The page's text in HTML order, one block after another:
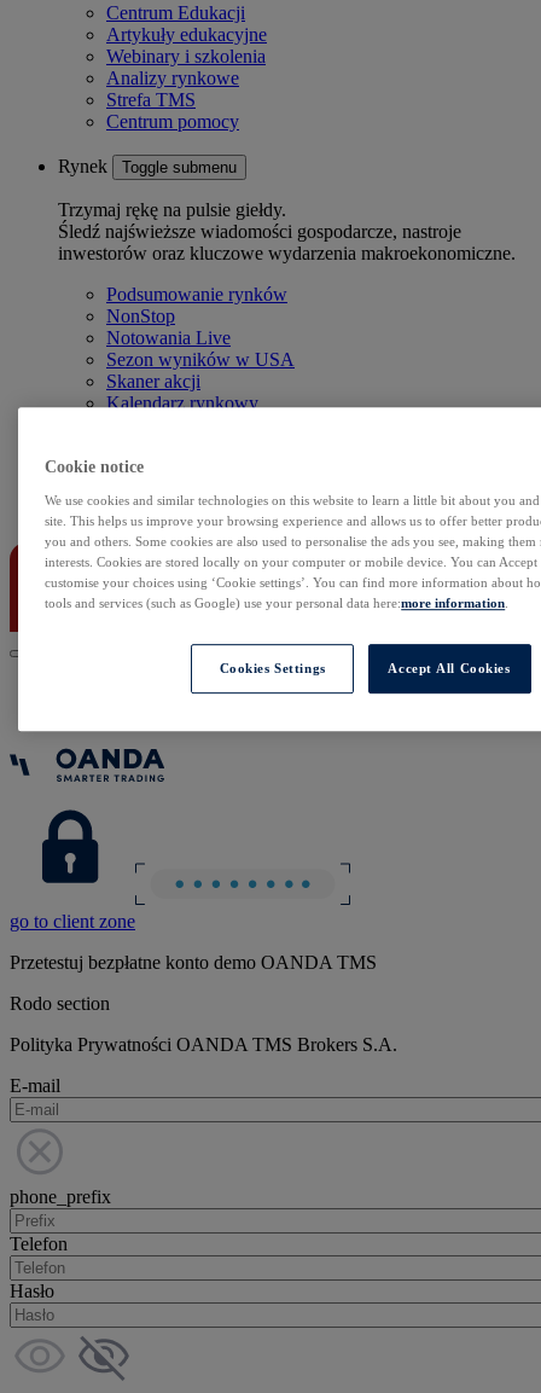
Centrum Edukacji
Artykuły edukacyjne
Webinary i szkolenia
Analizy rynkowe
Strefa TMS
Centrum pomocy
Rynek Toggle submenu
Trzymaj rękę na pulsie giełdy.
Śledź najświeższe wiadomości gospodarcze, nastroje
inwestorów oraz kluczowe wydarzenia makroekonomiczne.
Podsumowanie rynków
NonStop
Notowania Live
Sezon wyników w USA
Skaner akcji
Kalendarz rynkowy
Rolowania
Kontakt
go to client zone
Przetestuj bezpłatne konto demo OANDA TMS
Rodo section
Polityka Prywatności OANDA TMS Brokers S.A.
E-mail
phone_prefix
Telefon
Hasło
Cookie notice
We use cookies and similar technologies on this website to learn a little bit about you
site. This helps us improve your browsing experience and allows us to offer better
you and others. Some cookies are also used to personalise the ads you see, making
interests. Cookies are stored locally on your computer or mobile device. You can
customise your choices using ‘Cookie settings’. You can find more information about
tools and services (such as Google) use your personal data here:more information
Cookies Settings Accept All Cookies